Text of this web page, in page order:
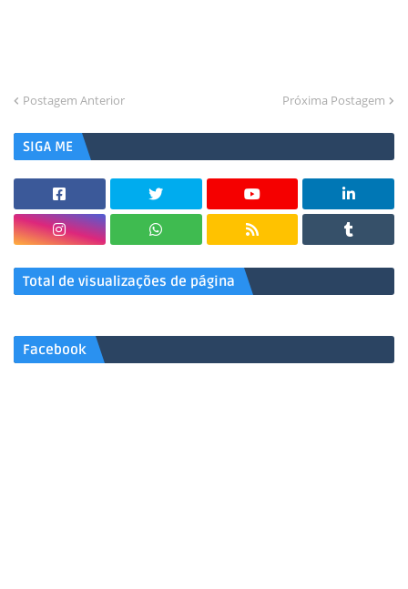
Postagem Anterior Próxima Postagem
SIGA ME
Total de visualizações de página
Facebook